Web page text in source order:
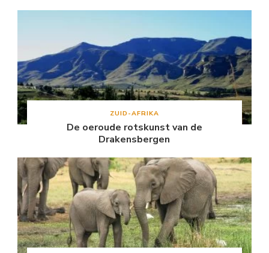
ZUID-AFRIKA
De oeroude rotskunst van de
Drakensbergen